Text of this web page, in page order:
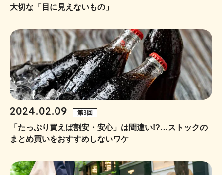
大切な「目に見えないもの」
2024.02.09 第3回
「たっぷり買えば割安・安心」は間違い!?…ストックの
まとめ買いをおすすめしないワケ